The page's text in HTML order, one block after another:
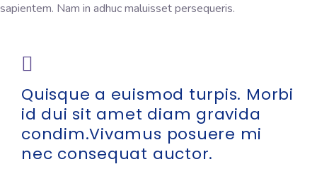
sapientem. Nam in adhuc maluisset persequeris.
Quisque a euismod turpis. Morbi
id dui sit amet diam gravida
condim.Vivamus posuere mi
nec consequat auctor.